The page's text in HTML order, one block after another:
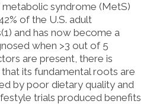
syndrome (MetS)
of the U.S. adult
and has now become a
when >3 out of 5
are present, there is
its fundamental roots are
by poor dietary quality and
trials produced benefits